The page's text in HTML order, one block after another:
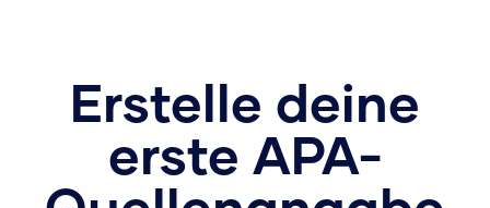
Erstelle deine
erste APA-